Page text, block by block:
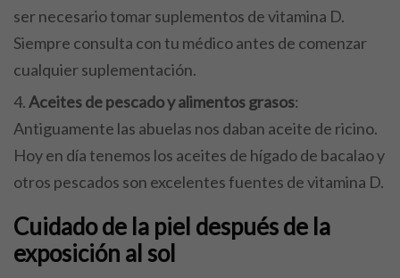
ser necesario tomar suplementos de vitamina D.
Siempre consulta con tu médico antes de comenzar
cualquier suplementación.
Aceites de pescado y alimentos grasos:
Antiguamente las abuelas nos daban aceite de ricino.
Hoy en día tenemos los aceites de hígado de bacalao y
otros pescados son excelentes fuentes de vitamina D.
Cuidado de la piel después de la
exposición al sol